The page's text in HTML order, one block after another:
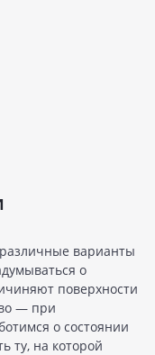
варианты
о
поверхности
— при
о состоянии
ту, на которой